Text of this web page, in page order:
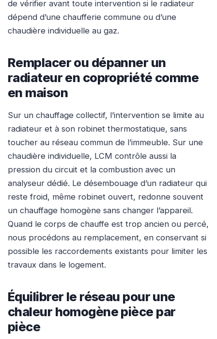
de vérifier avant toute intervention si le radiateur
dépend d’une chaufferie commune ou d’une
chaudière individuelle au gaz.
Remplacer ou dépanner un
radiateur en copropriété comme
en maison
Sur un chauffage collectif, l’intervention se limite au
radiateur et à son robinet thermostatique, sans
toucher au réseau commun de l’immeuble. Sur une
chaudière individuelle, LCM contrôle aussi la
pression du circuit et la combustion avec un
analyseur dédié. Le désembouage d’un radiateur qui
reste froid, même robinet ouvert, redonne souvent
un chauffage homogène sans changer l’appareil.
Quand le corps de chauffe est trop ancien ou percé,
nous procédons au remplacement, en conservant si
possible les raccordements existants pour limiter les
travaux dans le logement.
Équilibrer le réseau pour une
chaleur homogène pièce par
pièce